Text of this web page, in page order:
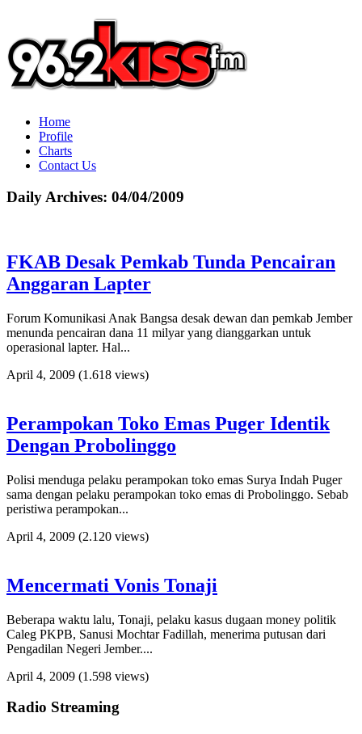
Home
Profile
Charts
Contact Us
Daily Archives: 04/04/2009
FKAB Desak Pemkab Tunda Pencairan
Anggaran Lapter
Forum Komunikasi Anak Bangsa desak dewan dan pemkab Jember
menunda pencairan dana 11 milyar yang dianggarkan untuk
operasional lapter. Hal...
April 4, 2009 (1.618 views)
Perampokan Toko Emas Puger Identik
Dengan Probolinggo
Polisi menduga pelaku perampokan toko emas Surya Indah Puger
sama dengan pelaku perampokan toko emas di Probolinggo. Sebab
peristiwa perampokan...
April 4, 2009 (2.120 views)
Mencermati Vonis Tonaji
Beberapa waktu lalu, Tonaji, pelaku kasus dugaan money politik
Caleg PKPB, Sanusi Mochtar Fadillah, menerima putusan dari
Pengadilan Negeri Jember....
April 4, 2009 (1.598 views)
Radio Streaming